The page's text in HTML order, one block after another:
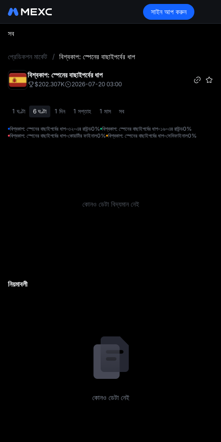
সাইন আপ করুন
সব
প্রেডিকশন মার্কেট / বিশ্বকাপ: স্পেনের বাছাইপর্বের ধাপ
বিশ্বকাপ: স্পেনের বাছাইপর্বের ধাপ
$202.307K 2026-07-20 03:00
1 ঘণ্টা 6 ঘণ্টা 1 দিন 1 সপ্তাহ 1 মাস সব
বিশ্বকাপ: স্পেনের বাছাইপর্বের ধাপ-৩২-এর রাউন্ড0% বিশ্বকাপ: স্পেনের বাছাইপর্বের ধাপ-১৬-এর রাউন্ড0%
বিশ্বকাপ: স্পেনের বাছাইপর্বের ধাপ-কোয়ার্টার ফাইনাল0% বিশ্বকাপ: স্পেনের বাছাইপর্বের ধাপ-সেমিফাইনাল0%
কোনও ডেটা বিদ্যমান নেই
নিয়মাবলী
কোনও ডেটা নেই